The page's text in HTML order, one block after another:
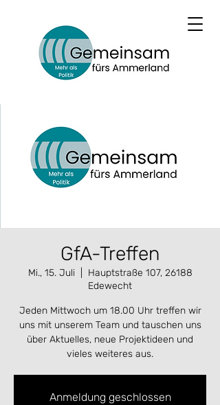
GfA-Treffen
Mi., 15. Juli
  |
Hauptstraße 107, 26188
Edewecht
Jeden Mittwoch um 18.00 Uhr treffen wir
uns mit unserem Team und tauschen uns
über Aktuelles, neue Projektideen und
vieles weiteres aus.
Anmeldung geschlossen